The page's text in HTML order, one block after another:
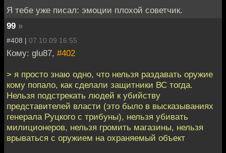
Я тебе уже писал: эмоции плохой советчик.
99 »
#408 | 07.10.09 16:55
Кому: glu87, #402
> я просто знаю одно, что нельзя раздавать оружие
кому попало, как сделали защитники ВС тогда.
Нельзя подстрекать людей к убийству
представителей власти (это было в высказываниях
генерала Руцкого с трибуны), нельзя убивать
милиционеров, нельзя громить магазины, нельзя
врываться с оружием на охраняемый объект